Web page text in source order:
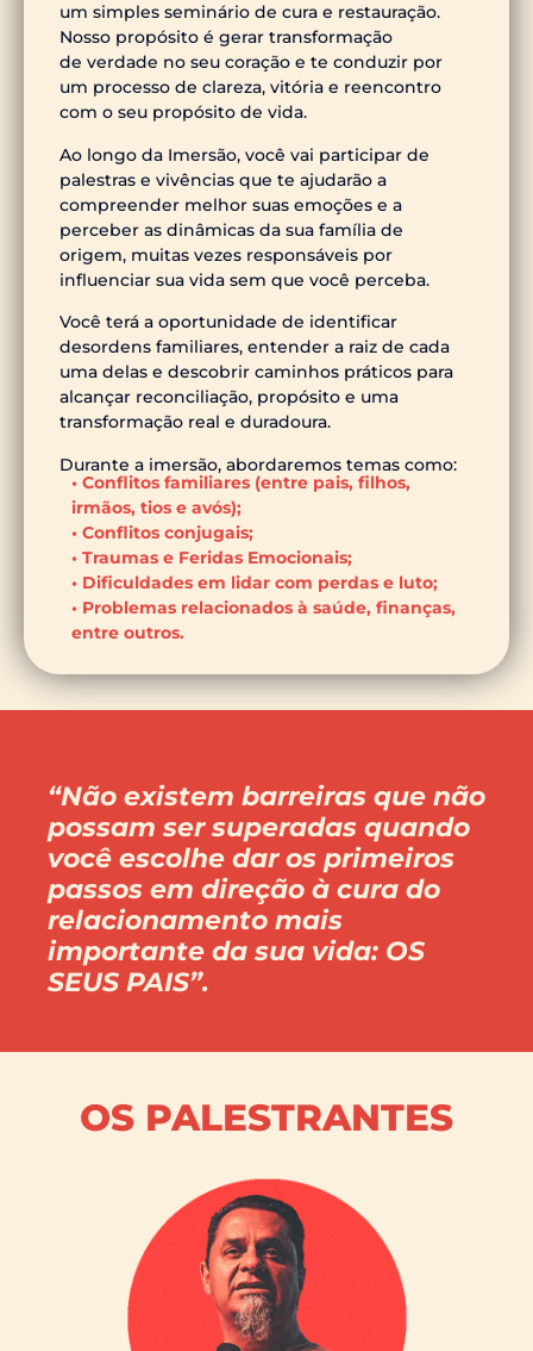
um simples seminário de cura e restauração.
Nosso propósito é gerar transformação
de verdade no seu coração e te conduzir por
um processo de clareza, vitória e reencontro
com o seu propósito de vida.
Ao longo da Imersão, você vai participar de
palestras e vivências que te ajudarão a
compreender melhor suas emoções e a
perceber as dinâmicas da sua família de
origem, muitas vezes responsáveis por
influenciar sua vida sem que você perceba.
Você terá a oportunidade de identificar
desordens familiares, entender a raiz de cada
uma delas e descobrir caminhos práticos para
alcançar reconciliação, propósito e uma
transformação real e duradoura.
Durante a imersão, abordaremos temas como:
• Conflitos familiares (entre pais, filhos,
irmãos, tios e avós);
• Conflitos conjugais;
• Traumas e Feridas Emocionais;
• Dificuldades em lidar com perdas e luto;
• Problemas relacionados à saúde, finanças,
entre outros.
“Não existem barreiras que não
possam ser superadas quando
você escolhe dar os primeiros
passos em direção à cura do
relacionamento mais
importante da sua vida: OS
SEUS PAIS”.
OS PALESTRANTES